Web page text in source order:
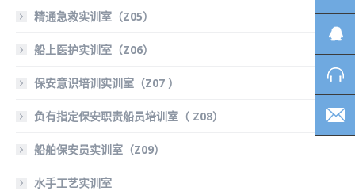
精通急救实训室（Z05）
船上医护实训室（Z06）
保安意识培训实训室（Z07 ）
负有指定保安职责船员培训室（ Z08）
船舶保安员实训室（Z09）
水手工艺实训室